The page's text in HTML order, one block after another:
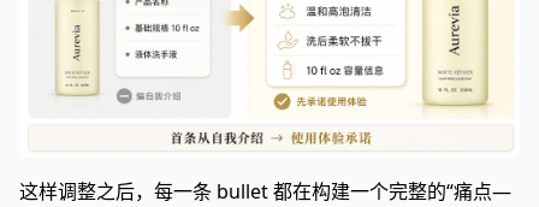
这样调整之后，每一条 bullet 都在构建一个完整的“痛点—